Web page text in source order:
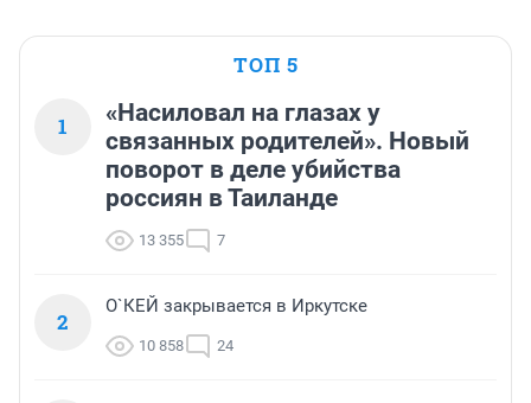
ТОП 5
1
«Насиловал на глазах у
связанных родителей». Новый
поворот в деле убийства
россиян в Таиланде
13 355 7
2
О`КЕЙ закрывается в Иркутске
10 858 24